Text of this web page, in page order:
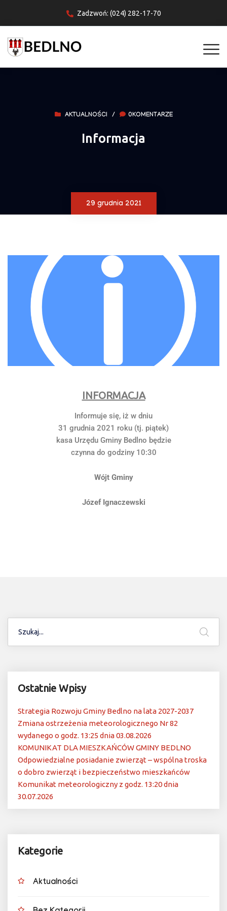
Zadzwoń: (024) 282-17-70
AKTUALNOŚCI / 0KOMENTARZE
Informacja
29 grudnia 2021
INFORMACJA
Informuje się, iż w dniu
31 grudnia 2021 roku (tj. piątek)
kasa Urzędu Gminy Bedlno będzie
czynna do godziny 10:30
Wójt Gminy
Józef Ignaczewski
Ostatnie Wpisy
Strategia Rozwoju Gminy Bedlno na lata 2027-2037
Zmiana ostrzeżenia meteorologicznego Nr 82
wydanego o godz. 13:25 dnia 03.08.2026
KOMUNIKAT DLA MIESZKAŃCÓW GMINY BEDLNO
Odpowiedzialne posiadanie zwierząt – wspólna troska
o dobro zwierząt i bezpieczeństwo mieszkańców
Komunikat meteorologiczny z godz. 13:20 dnia
30.07.2026
Kategorie
Aktualności